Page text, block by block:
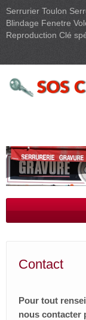
Serrurier Toulon
Blindage Fenetre
Reproduction Clé
Clés auto /
Blocs portes
Contact
Pour tout
nous contacter